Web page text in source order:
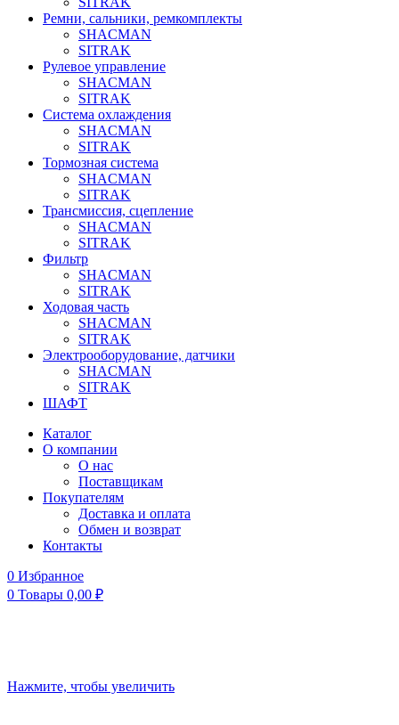
Ремни, сальники, ремкомплекты
SHACMAN
SITRAK
Рулевое управление
SHACMAN
SITRAK
Система охлаждения
SHACMAN
SITRAK
Тормозная система
SHACMAN
SITRAK
Трансмиссия, сцепление
SHACMAN
SITRAK
Фильтр
SHACMAN
SITRAK
Ходовая часть
SHACMAN
SITRAK
Электрооборудование, датчики
SHACMAN
SITRAK
ШАФТ
Каталог
О компании
О нас
Поставщикам
Покупателям
Доставка и оплата
Обмен и возврат
Контакты
0 Избранное
0 Товары 0,00 ₽
Нажмите, чтобы увеличить